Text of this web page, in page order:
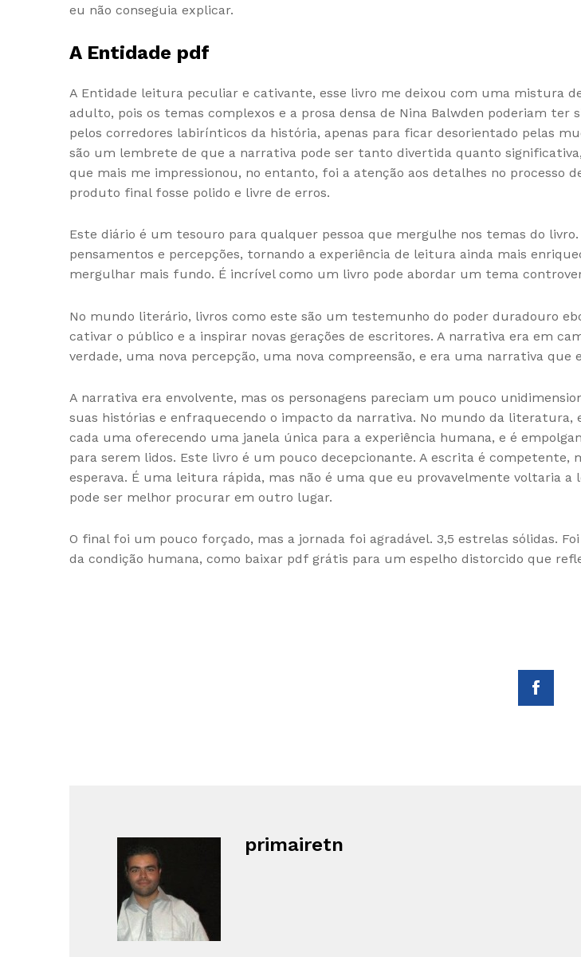
eu não conseguia explicar.
A Entidade pdf
A Entidade leitura peculiar e cativante, esse livro me deixou com uma mistura
adulto, pois os temas complexos e a prosa densa de Nina Balwden poderiam
pelos corredores labirínticos da história, apenas para ficar desorientado pelas
são um lembrete de que a narrativa pode ser tanto divertida quanto
que mais me impressionou, no entanto, foi a atenção aos detalhes no processo
produto final fosse polido e livre de erros.
Este diário é um tesouro para qualquer pessoa que mergulhe nos temas do
pensamentos e percepções, tornando a experiência de leitura ainda mais
mergulhar mais fundo. É incrível como um livro pode abordar um tema
No mundo literário, livros como este são um testemunho do poder duradouro
cativar o público e a inspirar novas gerações de escritores. A narrativa era em
verdade, uma nova percepção, uma nova compreensão, e era uma narrativa
A narrativa era envolvente, mas os personagens pareciam um pouco
suas histórias e enfraquecendo o impacto da narrativa. No mundo da
cada uma oferecendo uma janela única para a experiência humana, e é
para serem lidos. Este livro é um pouco decepcionante. A escrita é
esperava. É uma leitura rápida, mas não é uma que eu provavelmente voltaria
pode ser melhor procurar em outro lugar.
O final foi um pouco forçado, mas a jornada foi agradável. 3,5 estrelas sólidas.
da condição humana, como baixar pdf grátis para um espelho distorcido que
primairetn